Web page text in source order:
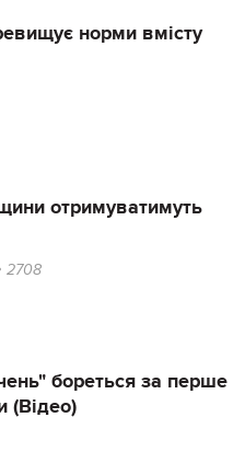
норми вмісту
отримуватимуть
2708
бореться за перше
(Відео)